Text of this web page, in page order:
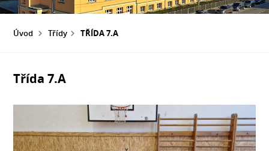
Úvod Třídy TŘÍDA 7.A
Třída 7.A